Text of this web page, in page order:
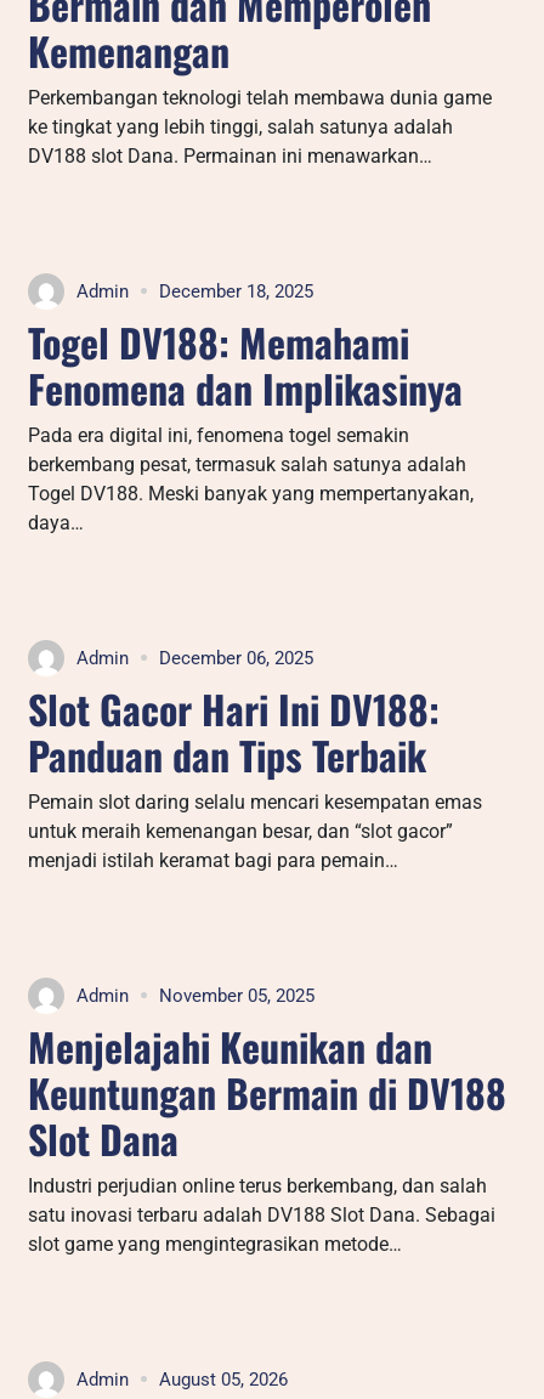
Kemenangan
Perkembangan teknologi telah membawa dunia game
ke tingkat yang lebih tinggi, salah satunya adalah
DV188 slot Dana. Permainan ini menawarkan…
Admin December 18, 2025
Togel DV188: Memahami
Fenomena dan Implikasinya
Pada era digital ini, fenomena togel semakin
berkembang pesat, termasuk salah satunya adalah
Togel DV188. Meski banyak yang mempertanyakan,
daya…
Admin December 06, 2025
Slot Gacor Hari Ini DV188:
Panduan dan Tips Terbaik
Pemain slot daring selalu mencari kesempatan emas
untuk meraih kemenangan besar, dan “slot gacor”
menjadi istilah keramat bagi para pemain…
Admin November 05, 2025
Menjelajahi Keunikan dan
Keuntungan Bermain di DV188
Slot Dana
Industri perjudian online terus berkembang, dan salah
satu inovasi terbaru adalah DV188 Slot Dana. Sebagai
slot game yang mengintegrasikan metode…
Admin August 05, 2026